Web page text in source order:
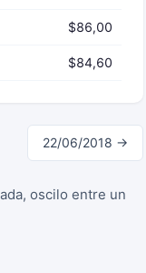
$86,00
$84,60
22/06/2018 →
oscilo entre un